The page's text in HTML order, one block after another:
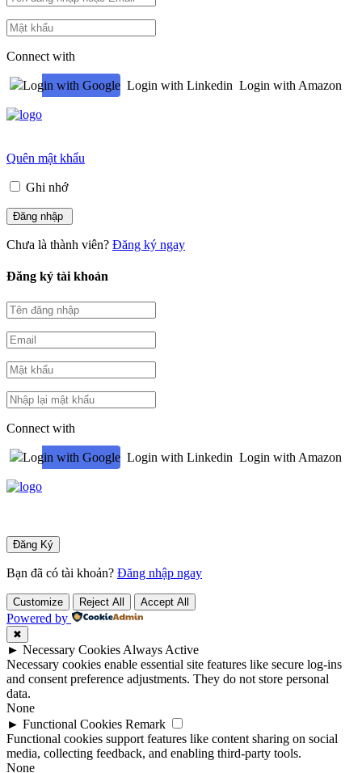
Connect with
Login with Google Login with Linkedin Login with Amazon
Quên mật khẩu
Ghi nhớ
Chưa là thành viên? Đăng ký ngay
Đăng ký tài khoản
Connect with
Login with Google Login with Linkedin Login with Amazon
Bạn đã có tài khoản? Đăng nhập ngay
Customize Reject All Accept All
Powered by
✖
► Necessary Cookies Always Active
Necessary cookies enable essential site features like secure log-ins
and consent preference adjustments. They do not store personal
data.
None
► Functional Cookies Remark
Functional cookies support features like content sharing on social
media, collecting feedback, and enabling third-party tools.
None